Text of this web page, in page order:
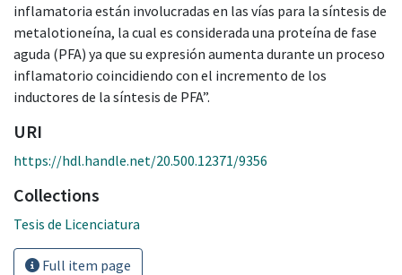
inflamatoria están involucradas en las vías para la síntesis de
metalotioneína, la cual es considerada una proteína de fase
aguda (PFA) ya que su expresión aumenta durante un proceso
inflamatorio coincidiendo con el incremento de los
inductores de la síntesis de PFA”.
URI
https://hdl.handle.net/20.500.12371/9356
Collections
Tesis de Licenciatura
Full item page